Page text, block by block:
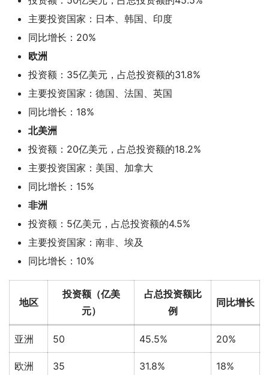
主要投资国家：日本、韩国、印度
同比增长：20%
欧洲
投资额：35亿美元，占总投资额的31.8%
主要投资国家：德国、法国、英国
同比增长：18%
北美洲
投资额：20亿美元，占总投资额的18.2%
主要投资国家：美国、加拿大
同比增长：15%
非洲
投资额：5亿美元，占总投资额的4.5%
主要投资国家：南非、埃及
同比增长：10%
地区
投资额（亿美
元）
占总投资额比
例
同比增长
亚洲 50 45.5% 20%
欧洲 35 31.8% 18%